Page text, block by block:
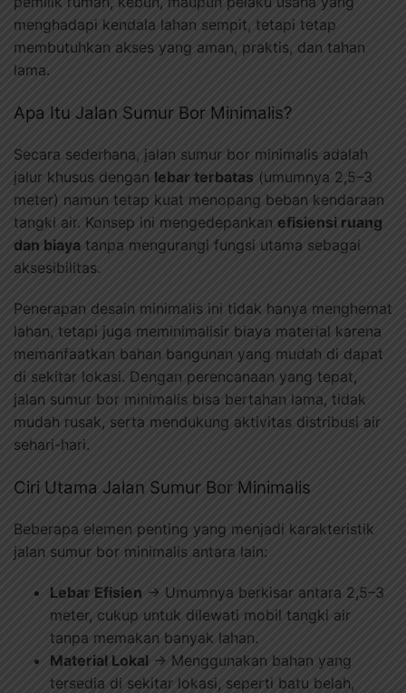
menghadapi kendala lahan sempit, tetapi tetap
membutuhkan akses yang aman, praktis, dan tahan
lama.
Apa Itu Jalan Sumur Bor Minimalis?
Secara sederhana, jalan sumur bor minimalis adalah
jalur khusus dengan lebar terbatas (umumnya 2,5–3
meter) namun tetap kuat menopang beban kendaraan
tangki air. Konsep ini mengedepankan efisiensi ruang
dan biaya tanpa mengurangi fungsi utama sebagai
aksesibilitas.
Penerapan desain minimalis ini tidak hanya menghemat
lahan, tetapi juga meminimalisir biaya material karena
memanfaatkan bahan bangunan yang mudah di dapat
di sekitar lokasi. Dengan perencanaan yang tepat,
jalan sumur bor minimalis bisa bertahan lama, tidak
mudah rusak, serta mendukung aktivitas distribusi air
sehari-hari.
Ciri Utama Jalan Sumur Bor Minimalis
Beberapa elemen penting yang menjadi karakteristik
jalan sumur bor minimalis antara lain:
Lebar Efisien → Umumnya berkisar antara 2,5–3
meter, cukup untuk dilewati mobil tangki air
tanpa memakan banyak lahan.
Material Lokal → Menggunakan bahan yang
tersedia di sekitar lokasi, seperti batu belah,